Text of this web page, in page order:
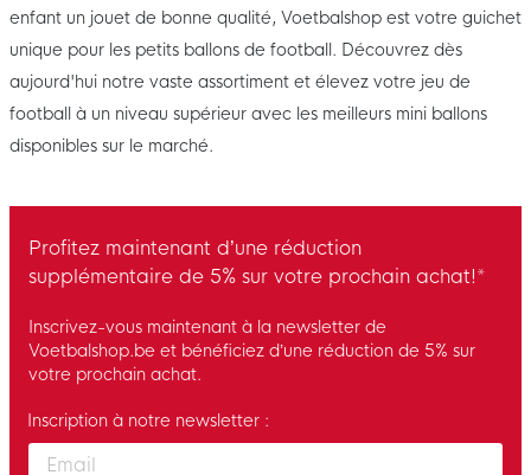
enfant un jouet de bonne qualité, Voetbalshop est votre guichet
unique pour les petits ballons de football. Découvrez dès
aujourd'hui notre vaste assortiment et élevez votre jeu de
football à un niveau supérieur avec les meilleurs mini ballons
disponibles sur le marché.
Profitez maintenant d’une réduction
supplémentaire de 5% sur votre prochain achat!*
Inscrivez-vous maintenant à la newsletter de
Voetbalshop.be et bénéficiez d’une réduction de 5% sur
votre prochain achat.
Enter your email and accept the privacy policy to subscribe to
Inscription à notre newsletter :